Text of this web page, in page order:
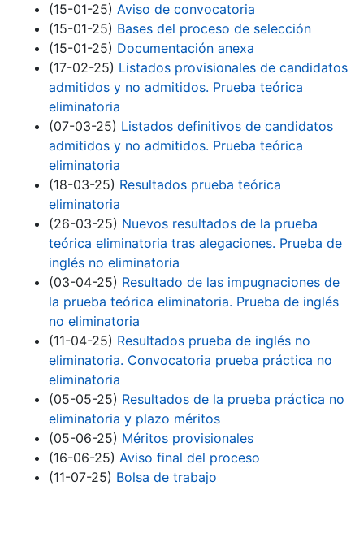
Show/Hide
(15-01-25) Aviso de convocatoria
(15-01-25) Bases del proceso de selección
(15-01-25) Documentación anexa
(17-02-25) Listados provisionales de candidatos
admitidos y no admitidos. Prueba teórica
eliminatoria
(07-03-25) Listados definitivos de candidatos
admitidos y no admitidos. Prueba teórica
eliminatoria
(18-03-25) Resultados prueba teórica
eliminatoria
(26-03-25) Nuevos resultados de la prueba
teórica eliminatoria tras alegaciones. Prueba de
inglés no eliminatoria
(03-04-25) Resultado de las impugnaciones de
la prueba teórica eliminatoria. Prueba de inglés
no eliminatoria
(11-04-25) Resultados prueba de inglés no
eliminatoria. Convocatoria prueba práctica no
eliminatoria
(05-05-25) Resultados de la prueba práctica no
eliminatoria y plazo méritos
(05-06-25) Méritos provisionales
(16-06-25) Aviso final del proceso
(11-07-25) Bolsa de trabajo